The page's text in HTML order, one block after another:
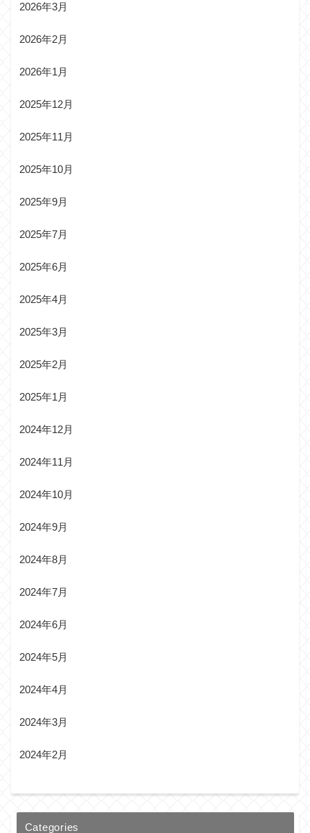
2026年3月
2026年2月
2026年1月
2025年12月
2025年11月
2025年10月
2025年9月
2025年7月
2025年6月
2025年4月
2025年3月
2025年2月
2025年1月
2024年12月
2024年11月
2024年10月
2024年9月
2024年8月
2024年7月
2024年6月
2024年5月
2024年4月
2024年3月
2024年2月
Categories